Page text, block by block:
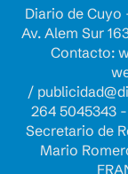
Diario de Cuyo
Av. Alem Sur
Contacto:
/
264 5045343
Secretario de
Mario